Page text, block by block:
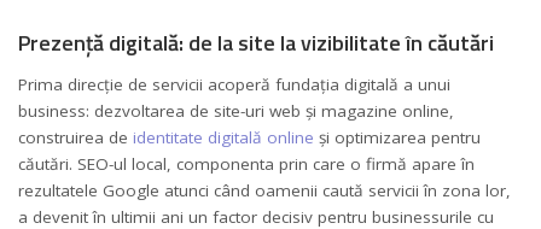
Prezență digitală: de la site la vizibilitate în căutări
Prima direcție de servicii acoperă fundația digitală a unui
business: dezvoltarea de site-uri web și magazine online,
construirea de identitate digitală online și optimizarea pentru
căutări. SEO-ul local, componenta prin care o firmă apare în
rezultatele Google atunci când oamenii caută servicii în zona lor,
a devenit în ultimii ani un factor decisiv pentru businessurile cu